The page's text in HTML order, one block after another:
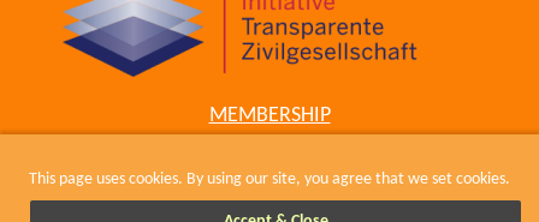
This page uses cookies. By using our site, you agree that we set cookies.
MEMBERSHIP
CONTACT
IMPRESSUM, KODEX UND DATENSCHUTZ